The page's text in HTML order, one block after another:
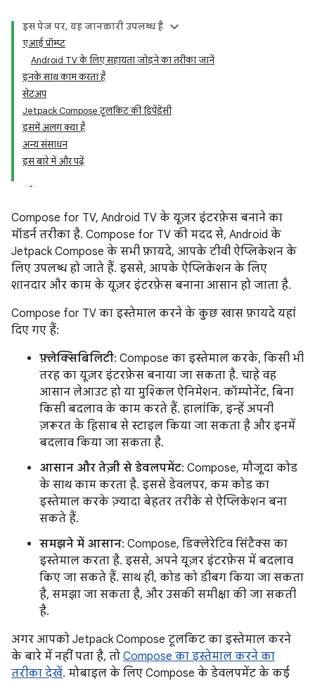
इस पेज पर, यह जानकारी उपलब्ध है
एआई प्रॉम्प्ट
Android TV के लिए सहायता जोड़ने का तरीका जानें
इनके साथ काम करता है
सेटअप
Jetpack Compose टूलकिट की डिपेंडेंसी
इसमें अलग क्या है
अन्य संसाधन
इस बारे में और पढ़ें
Compose for TV, Android TV के यूज़र इंटरफ़ेस बनाने का
मॉडर्न तरीका है. Compose for TV की मदद से, Android के
Jetpack Compose के सभी फ़ायदे, आपके टीवी ऐप्लिकेशन के
लिए उपलब्ध हो जाते हैं. इससे, आपके ऐप्लिकेशन के लिए
शानदार और काम के यूज़र इंटरफ़ेस बनाना आसान हो जाता है.
Compose for TV का इस्तेमाल करने के कुछ खास फ़ायदे यहां
दिए गए हैं:
फ़्लेक्सिबिलिटी: Compose का इस्तेमाल करके, किसी भी
तरह का यूज़र इंटरफ़ेस बनाया जा सकता है. चाहे वह
आसान लेआउट हो या मुश्किल ऐनिमेशन. कॉम्पोनेंट, बिना
किसी बदलाव के काम करते हैं. हालांकि, इन्हें अपनी
ज़रूरत के हिसाब से स्टाइल किया जा सकता है और इनमें
बदलाव किया जा सकता है.
आसान और तेज़ी से डेवलपमेंट: Compose, मौजूदा कोड
के साथ काम करता है. इससे डेवलपर, कम कोड का
इस्तेमाल करके ज़्यादा बेहतर तरीके से ऐप्लिकेशन बना
सकते हैं.
समझने में आसान: Compose, डिक्लेरेटिव सिंटैक्स का
इस्तेमाल करता है. इससे, अपने यूज़र इंटरफ़ेस में बदलाव
किए जा सकते हैं. साथ ही, कोड को डीबग किया जा सकता
है, समझा जा सकता है, और उसकी समीक्षा की जा सकती
है.
अगर आपको Jetpack Compose टूलकिट का इस्तेमाल करने
के बारे में नहीं पता है, तो Compose का इस्तेमाल करने का
तरीका देखें. मोबाइल के लिए Compose के डेवलपमेंट के कई